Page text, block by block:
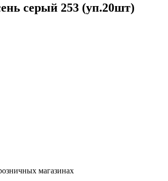
серый 253 (уп.20шт)
магазинах